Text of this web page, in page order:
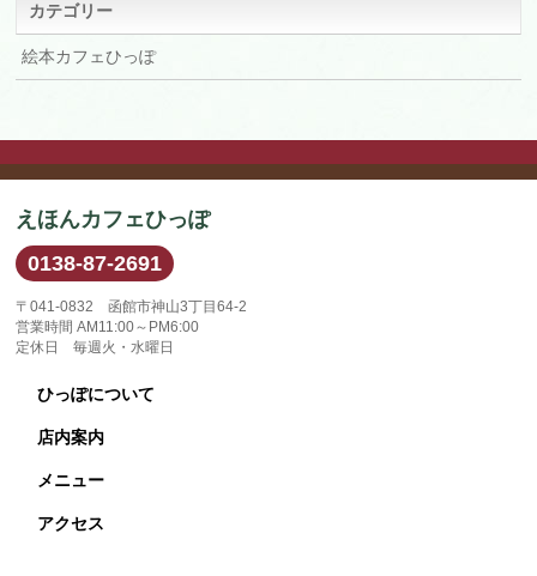
カテゴリー
絵本カフェひっぽ
えほんカフェひっぽ
0138-87-2691
〒041-0832 函館市神山3丁目64-2
営業時間 AM11:00～PM6:00
定休日 毎週火・水曜日
ひっぽについて
店内案内
メニュー
アクセス